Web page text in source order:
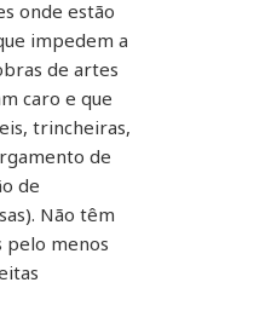
onde estão
impedem a
de artes
caro e que
trincheiras,
de
de
Não têm
pelo menos